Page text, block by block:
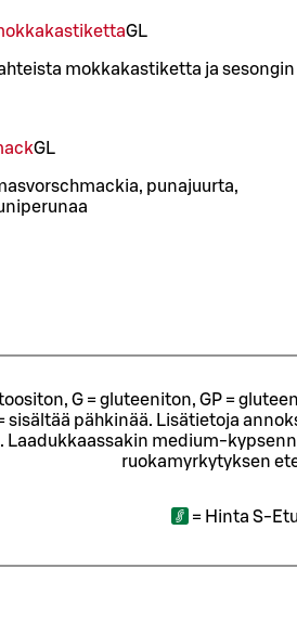
GL
mokkakastiketta ja sesongin
GL
punajuurta,
G = gluteeniton, GP =
sisältää pähkinää. Lisätietoja
medium-
ruokamyrkytyksen
= Hinta S-